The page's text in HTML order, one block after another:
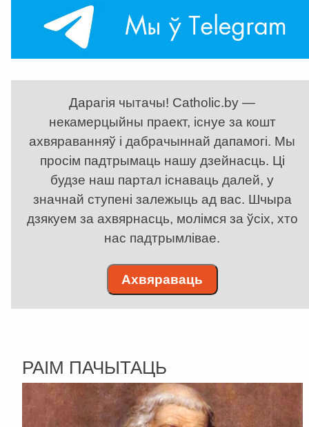
Дарагія чытачы! Catholic.by —
некамерцыйны праект, існуе за кошт
ахвяраванняў і дабрачыннай дапамогі. Мы
просім падтрымаць нашу дзейнасць. Ці
будзе наш партал існаваць далей, у
значнай ступені залежыць ад вас. Шчыра
дзякуем за ахвярнасць, молімся за ўсіх, хто
нас падтрымлівае.
Ахвяраваць
РАІМ ПАЧЫТАЦЬ